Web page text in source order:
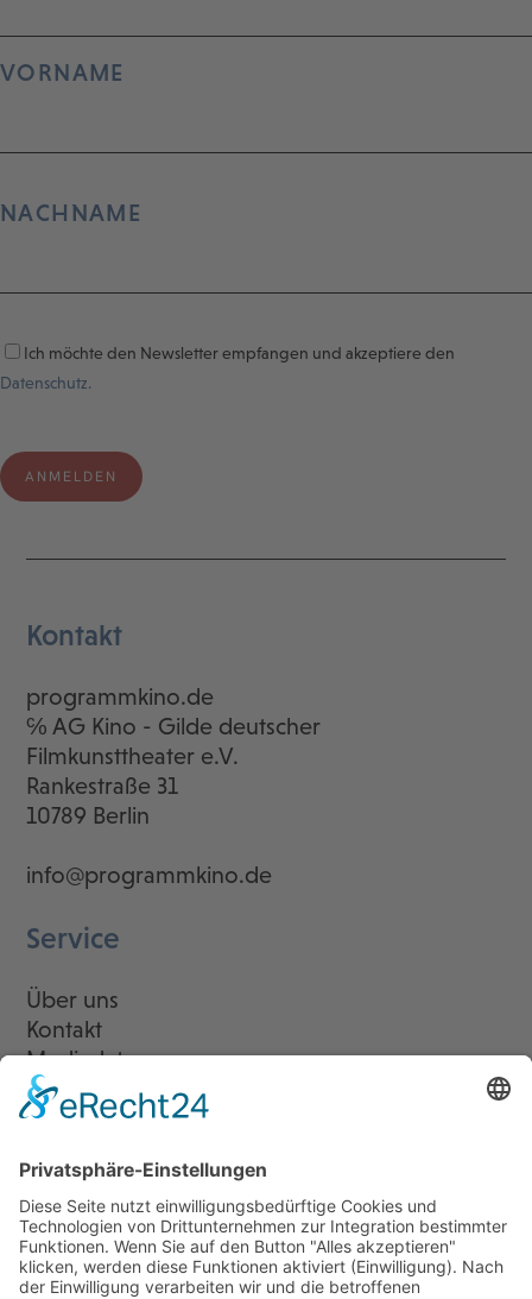
VORNAME
NACHNAME
Ich möchte den Newsletter empfangen und akzeptiere den
Datenschutz.
Kontakt
programmkino.de
℅ AG Kino - Gilde deutscher
Filmkunsttheater e.V.
Rankestraße 31
10789 Berlin
info@programmkino.de
Service
Über uns
Kontakt
Mediadaten
Newsletter
LogIn
Legal
Impressum
Datenschutzerklärung